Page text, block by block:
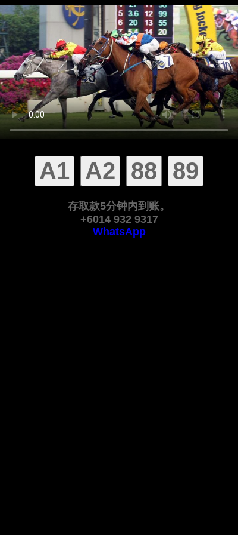
存取款5分钟内到账。
+6014 932 9317
WhatsApp